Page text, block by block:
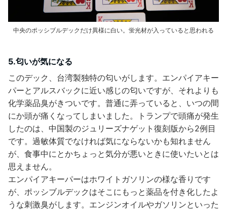
中央のポッシブルデックだけ異様に白い。蛍光材が入っていると思われる
5.匂いが気になる
このデック、台湾製独特の匂いがします。エンパイアキー
パーとアルスバックに近い感じの匂いですが、それよりも
化学薬品臭がきついです。普通に弄っていると、いつの間
にか頭が痛くなってしまいました。トランプで頭痛が発生
したのは、中国製のジュリーズナゲット復刻版から2例目
です。過敏体質でなければ気にならないかも知れません
が、食事中にとかちょっと気分が悪いときに使いたいとは
思えません。
エンパイアキーパーはホワイトガソリンの様な香りです
が、ポッシブルデックはそこにもっと薬品を付き化したよ
うな刺激臭がします。エンジンオイルやガソリンといった